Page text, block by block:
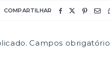
COMPARTILHAR
Campos